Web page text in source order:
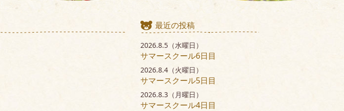
最近の投稿
2026.8.5（水曜日）
サマースクール6日目
2026.8.4（火曜日）
サマースクール5日目
2026.8.3（月曜日）
サマースクール4日目